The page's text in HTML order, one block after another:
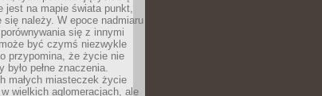
jest na mapie świata punkt,
się należy. W epoce nadmiaru
się z innymi
być czymś niezwykle
przypomina, że życie nie
było pełne znaczenia.
małych miasteczek życie
wielkich aglomeracjach, ale